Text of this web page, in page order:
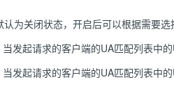
为关闭状态，开启后可以根据需要选
发起请求的客户端的UA匹配列表中
发起请求的客户端的UA匹配列表中